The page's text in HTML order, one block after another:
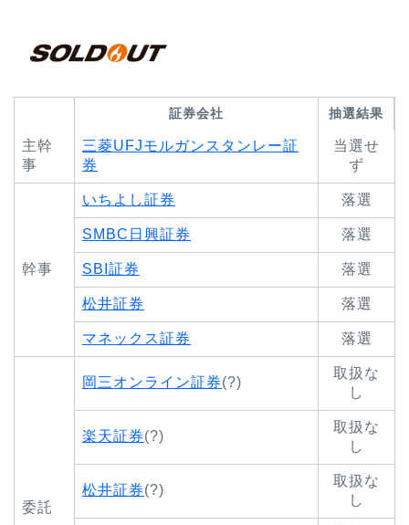
証券会社 抽選結果
主幹
事
三菱UFJモルガンスタンレー証
券
当選せ
ず
幹事
いちよし証券 落選
SMBC日興証券 落選
SBI証券 落選
松井証券 落選
マネックス証券 落選
委託
岡三オンライン証券(?)
取扱な
し
楽天証券(?)
取扱な
し
松井証券(?)
取扱な
し